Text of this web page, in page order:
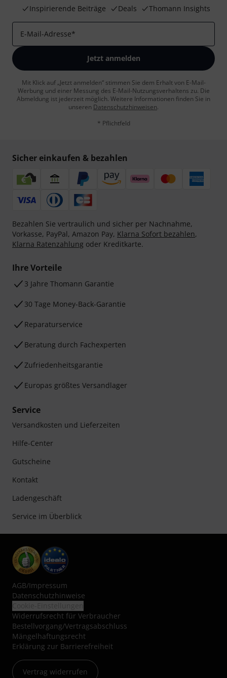
Inspirierende Beiträge
Deals Thomann Insights
E-Mail-Adresse*
Jetzt anmelden
Mit Klick auf „Jetzt anmelden“ stimmen Sie dem Erhalt von E-Mail-
Werbung und einer Messung des E-Mail-Nutzungsverhaltens zu. Die
Abmeldung ist jederzeit möglich. Weitere Informationen finden Sie in
unseren Datenschutzhinweisen.
* Pflichtfeld
Sicher einkaufen & bezahlen
Bezahlen Sie vertraulich und sicher per Nachnahme,
Vorkasse, PayPal, Amazon Pay, Klarna Sofort bezahlen,
Klarna Ratenzahlung oder Kreditkarte.
Ihre Vorteile
3 Jahre Thomann Garantie
30 Tage Money-Back-Garantie
Reparaturservice
Beratung durch Fachexperten
Zufriedenheitsgarantie
Europas größtes Versandlager
Service
Versandkosten und Lieferzeiten
Hilfe-Center
Gutscheine
Kontakt
Ladengeschäft
Service im Überblick
AGB/Impressum
Datenschutzhinweise
Widerrufsrecht für Verbraucher
Bestellvorgang/Vertragsabschluss
Mängelhaftungsrecht
Erklärung zur Barrierefreiheit
Vertrag widerrufen